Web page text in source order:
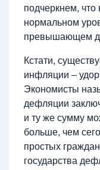
подчеркнем, что
нормальном
превышающем
Кстати,
инфляции –
Экономисты
дефляции
и ту же сумму
больше, чем
простых
государства